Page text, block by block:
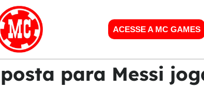
ACESSE A MC GAMES
para Messi